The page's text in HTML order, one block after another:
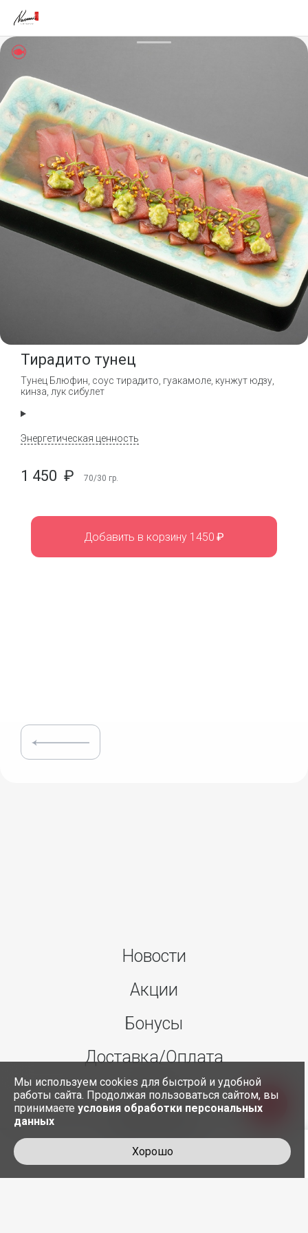
Тирадито тунец
Тунец Блюфин, соус тирадито, гуакамоле, кунжут юдзу,
кинза, лук сибулет
Энергетическая ценность
1 450 ₽ 70/30 гр.
Добавить в корзину 1450 ₽
Новости
Акции
Бонусы
Доставка/Оплата
О нас
Мы используем cookies для быстрой и удобной
работы сайта. Продолжая пользоваться сайтом, вы
принимаете условия обработки персональных
данных
Хорошо